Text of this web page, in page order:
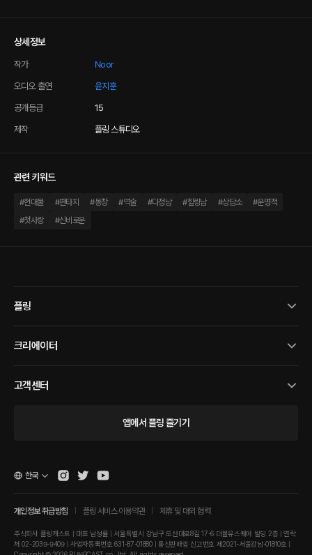
상세정보
작가 Noor
오디오 출연 윤지훈
공개등급 15
제작 플링 스튜디오
관련 키워드
#현대물 #판타지 #동창 #역술 #다정남 #힐링남 #상담소 #운명적
#첫사랑 #신비로운
플링
크리에이터
고객센터
앱에서 플링 즐기기
개인정보 취급방침 플링 서비스 이용약관 제휴 및 대외 협력
주식회사 플링캐스트 | 대표 남성률 | 서울특별시 강남구 도산대로8길 17-6 더블유스퀘어 빌딩 2층 | 연락
처 02-2039-9409 | 사업자등록번호 631-87-01880 | 통신판매업 신고번호 제2021-서울강남-01810호 |
한국